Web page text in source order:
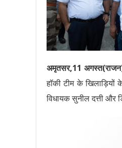
अमृतसर,11
हॉकी टीम के
विधायक सुनील दत्ती और